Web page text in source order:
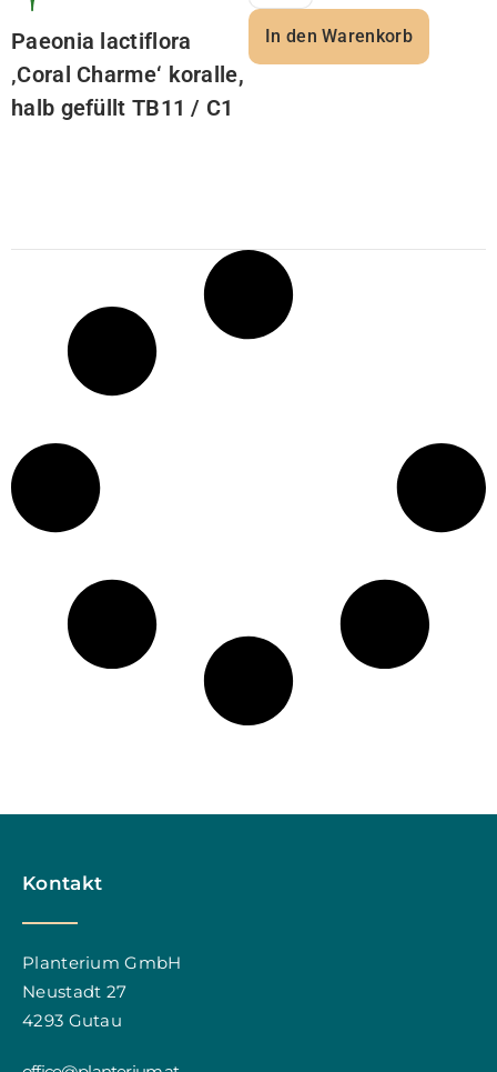
Paeonia lactiflora
‚Coral Charme‘ koralle,
halb gefüllt TB11 / C1
In den Warenkorb
Kontakt
Planterium GmbH
Neustadt 27
4293 Gutau